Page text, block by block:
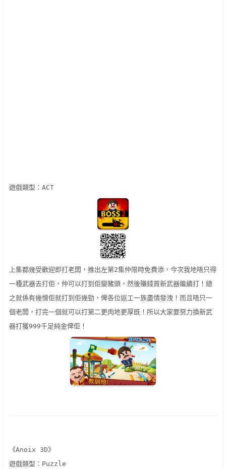
遊戲類型： ACT
上集都幾受歡迎即打老闆，推出左第2集仲限時免費添，今次我地唔只得
一種武器去打佢，仲可以打到佢變豬頭，然後賺錢買新武器繼續打！總
之就係有幾憎佢就打到佢幾勁，俾各位返工一族盡情發洩！而且唔只一
個老闆，打完一個就可以打第二更肉地更厚既！所以大家要努力換新武
器打獲999千足純金俾佢！
《Anoix 3D》
遊戲類型： Puzzle